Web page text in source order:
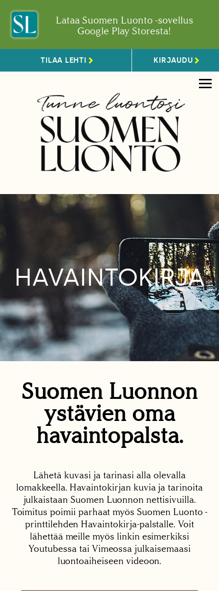
Lataa Suomen Luonto -sovellus
Google Play Storesta!
TILAA LEHTI KIRJAUDU
HAVAINTOKIRJA
Suomen Luonnon
ystävien oma
havaintopalsta.
Lähetä kuvasi ja tarinasi alla olevalla
lomakkeella. Havaintokirjan kuvia ja tarinoita
julkaistaan Suomen Luonnon nettisivuilla.
Toimitus poimii parhaat myös Suomen Luonto -
printtilehden Havaintokirja-palstalle. Voit
lähettää meille myös linkin esimerkiksi
Youtubessa tai Vimeossa julkaisemaasi
luontoaiheiseen videoon.